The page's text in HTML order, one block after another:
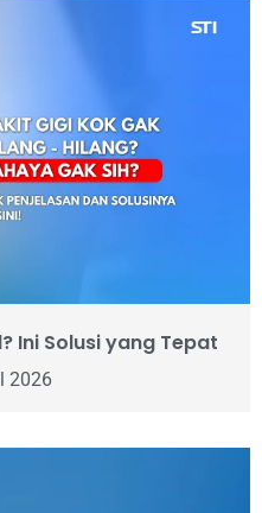
Ini Solusi yang Tepat
2026